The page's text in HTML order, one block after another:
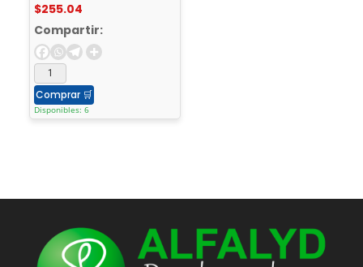
$255.04
Compartir:
Comprar 🛒
Disponibles: 6